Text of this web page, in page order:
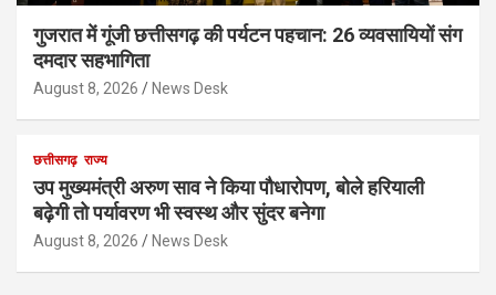
गुजरात में गूंजी छत्तीसगढ़ की पर्यटन पहचान: 26 व्यवसायियों संग
दमदार सहभागिता
August 8, 2026 News Desk
छत्तीसगढ़ राज्य
उप मुख्यमंत्री अरुण साव ने किया पौधारोपण, बोले हरियाली
बढ़ेगी तो पर्यावरण भी स्वस्थ और सुंदर बनेगा
August 8, 2026 News Desk